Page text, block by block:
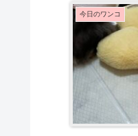
今日のワンコ